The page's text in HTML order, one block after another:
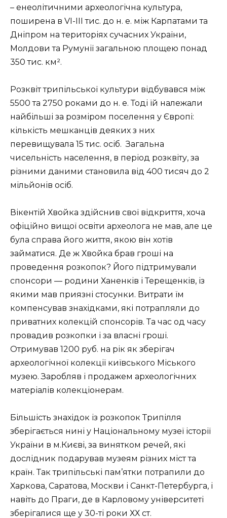
– енеолітичними археологічна культура,
поширена в VI-III тис. до н. е. між Карпатами та
Дніпром на територіях сучасних України,
Молдови та Румунії загальною площею понад
350 тис. км².
Розквіт трипільської культури відбувався між
5500 та 2750 роками до н. е. Тоді їй належали
найбільші за розміром поселення у Європі:
кількість мешканців деяких з них
перевищувала 15 тис. осіб. Загальна
чисельність населення, в період розквіту, за
різними даними становила від 400 тисяч до 2
мільйонів осіб.
Вікентій Хвойка здійснив свої відкриття, хоча
офіційно вищої освіти археолога не мав, але це
була справа його життя, якою він хотів
займатися. Де ж Хвойка брав гроші на
проведення розкопок? Його підтримували
спонсори — родини Ханенків і Терещенків, із
якими мав приязні стосунки. Витрати їм
компенсував знахідками, які потрапляли до
приватних колекцій спонсорів. Та час од часу
провадив розкопки і за власні гроші.
Отримував 1200 руб. на рік як зберігач
археологічної колекції київського Міського
музею. Заробляв і продажем археологічних
матеріалів колекціонерам.
Більшість знахідок із розкопок Трипілля
зберігається нині у Національному музеї історії
України в м.Києві, за винятком речей, які
дослідник подарував музеям різних міст та
країн. Так трипільські пам’ятки потрапили до
Харкова, Саратова, Москви і Санкт-Петербурга, і
навіть до Праги, де в Карловому університеті
зберігалися ще у 30-ті роки ХХ ст.